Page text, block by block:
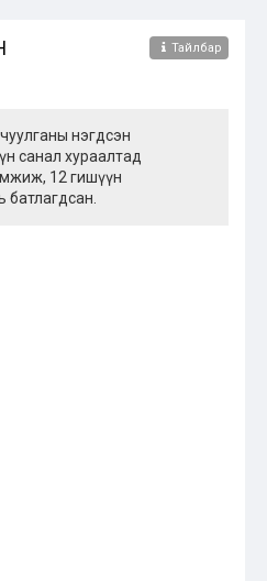
Тайлбар
нэгдсэн
санал хураалтад
12 гишүүн
батлагдсан.